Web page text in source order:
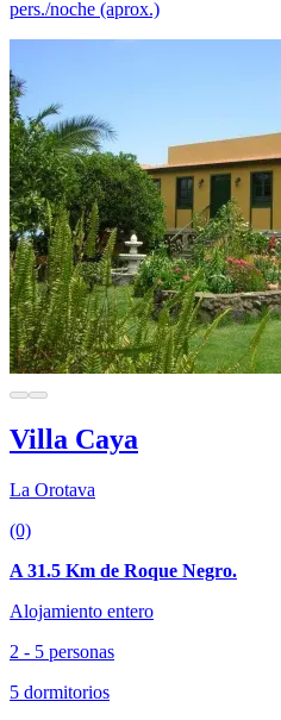
pers./noche (aprox.)
Villa Caya
La Orotava
(0)
A 31.5 Km de Roque Negro.
Alojamiento entero
2 - 5 personas
5 dormitorios